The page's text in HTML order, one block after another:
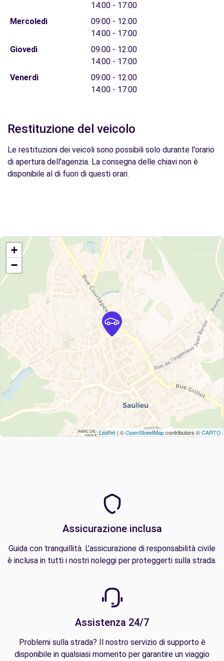
14:00 - 17:00
Mercoledì
09:00 - 12:00
14:00 - 17:00
Giovedì
09:00 - 12:00
14:00 - 17:00
Venerdì
09:00 - 12:00
14:00 - 17:00
Restituzione del veicolo
Le restituzioni dei veicoli sono possibili solo durante l'orario
di apertura dell'agenzia. La consegna delle chiavi non è
disponibile al di fuori di questi orari.
+
−
Leaflet | ©OpenStreetMapcontributors ©CARTO
Assicurazione inclusa
Guida con tranquillità. L'assicurazione di responsabilità civile
è inclusa in tutti i nostri noleggi per proteggerti sulla strada.
Assistenza 24/7
Problemi sulla strada? Il nostro servizio di supporto è
disponibile in qualsiasi momento per garantire un viaggio